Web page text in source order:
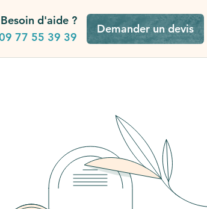
Besoin d'aide ?
77 55 39 39
Demander un devis